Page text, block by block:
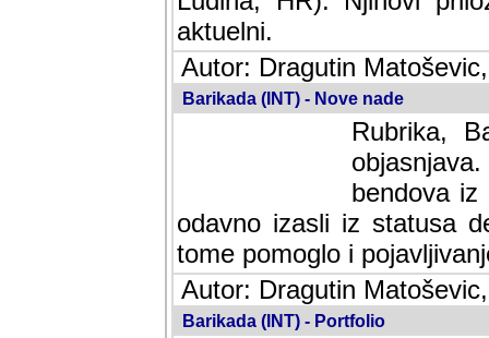
aktuelni.
Autor: Dragutin
Barikada (INT) - Nove nade
Rubrika,
bendova
odavno izasli iz statusa
tome pomoglo i
Autor: Dragutin
Barikada (INT) - Portfolio